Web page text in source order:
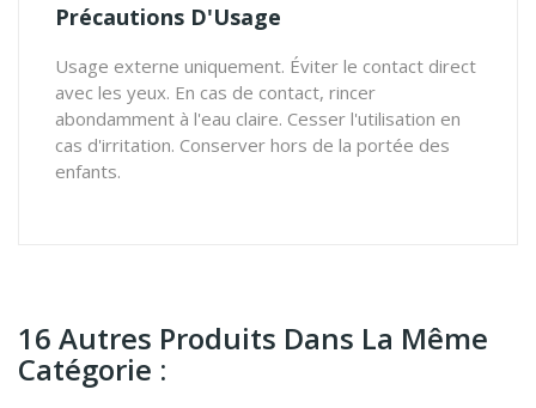
Précautions D'Usage
Usage externe uniquement. Éviter le contact direct
avec les yeux. En cas de contact, rincer
abondamment à l'eau claire. Cesser l'utilisation en
cas d'irritation. Conserver hors de la portée des
enfants.
16 Autres Produits Dans La Même
Catégorie :